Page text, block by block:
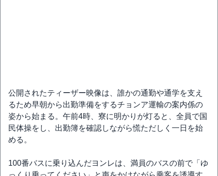
公開されたティーザー映像は、誰かの通勤や通学を支え
るため早朝から出勤準備をするチョンア運輸の案内係の
姿から始まる。午前4時、寮に明かりが灯ると、全員で国
民体操をし、出勤簿を確認しながら慌ただしく一日を始
める。
100番バスに乗り込んだヨンレは、満員のバスの前で「ゆ